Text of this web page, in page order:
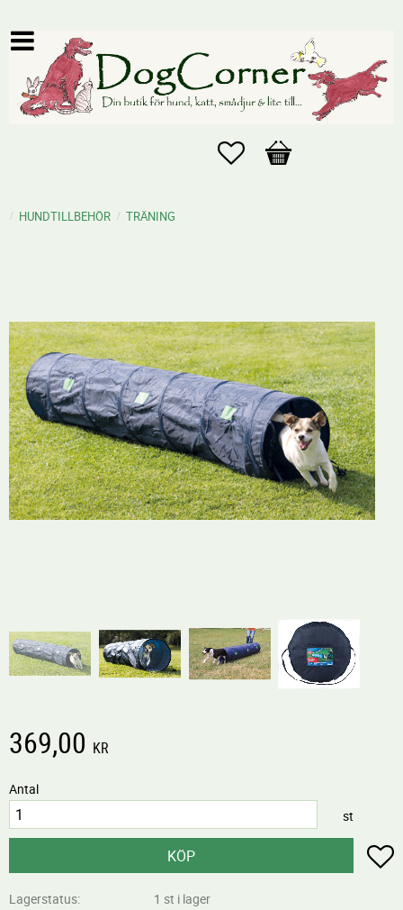
Favoriter
Kundvagn
HUNDTILLBEHÖR TRÄNING
369,00 KR
Antal
st
KÖP
Lagerstatus
1 st i lager